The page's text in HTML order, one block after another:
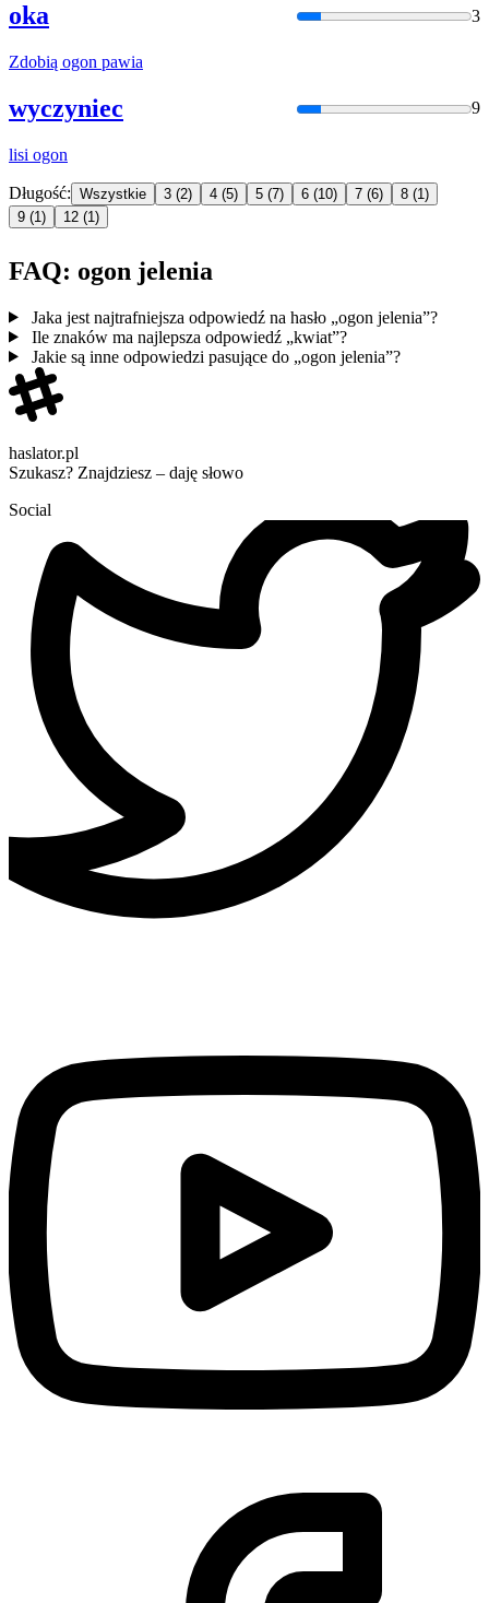
oka 3
Zdobią ogon pawia
wyczyniec 9
lisi ogon
Długość: Wszystkie 3 (2) 4 (5) 5 (7) 6 (10) 7 (6) 8 (1)
9 (1) 12 (1)
FAQ: ogon jelenia
Jaka jest najtrafniejsza odpowiedź na hasło „ogon jelenia”?
Ile znaków ma najlepsza odpowiedź „kwiat”?
Jakie są inne odpowiedzi pasujące do „ogon jelenia”?
haslator.pl
Szukasz? Znajdziesz – daję słowo
Social